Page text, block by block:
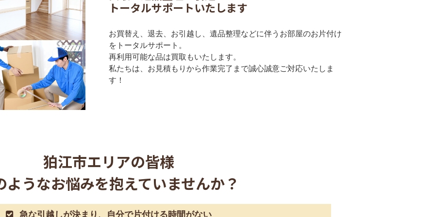
トータルサポートいたします
お買替え、退去、お引越し、遺品整理などに伴うお部屋のお片付け
をトータルサポート。
再利用可能な品は買取もいたします。
私たちは、お見積もりから作業完了まで誠心誠意ご対応いたしま
す！
狛江市エリアの皆様
ようなお悩みを抱えていませんか？
急な引越しが決まり、自分で片付ける時間がない